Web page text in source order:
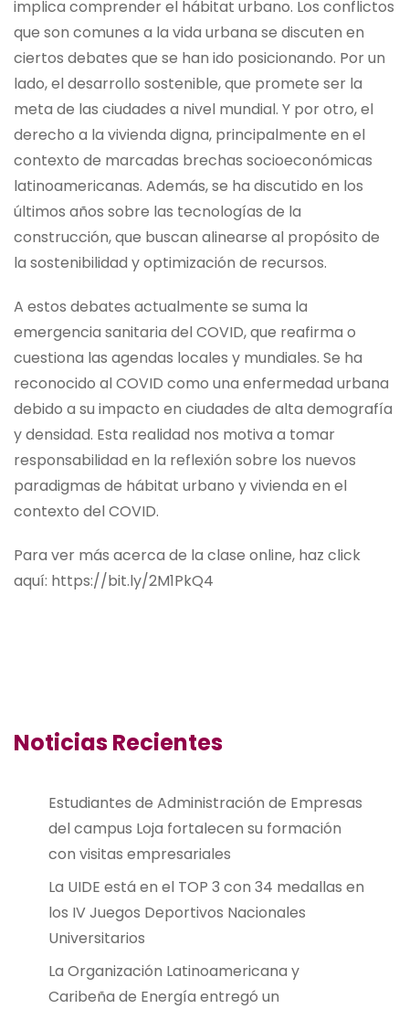
implica comprender el hábitat urbano. Los conflictos
que son comunes a la vida urbana se discuten en
ciertos debates que se han ido posicionando. Por un
lado, el desarrollo sostenible, que promete ser la
meta de las ciudades a nivel mundial. Y por otro, el
derecho a la vivienda digna, principalmente en el
contexto de marcadas brechas socioeconómicas
latinoamericanas. Además, se ha discutido en los
últimos años sobre las tecnologías de la
construcción, que buscan alinearse al propósito de
la sostenibilidad y optimización de recursos.
A estos debates actualmente se suma la
emergencia sanitaria del COVID, que reafirma o
cuestiona las agendas locales y mundiales. Se ha
reconocido al COVID como una enfermedad urbana
debido a su impacto en ciudades de alta demografía
y densidad. Esta realidad nos motiva a tomar
responsabilidad en la reflexión sobre los nuevos
paradigmas de hábitat urbano y vivienda en el
contexto del COVID.
Para ver más acerca de la clase online, haz click
aquí: https://bit.ly/2M1PkQ4
Noticias Recientes
Estudiantes de Administración de Empresas
del campus Loja fortalecen su formación
con visitas empresariales
La UIDE está en el TOP 3 con 34 medallas en
los IV Juegos Deportivos Nacionales
Universitarios
La Organización Latinoamericana y
Caribeña de Energía entregó un